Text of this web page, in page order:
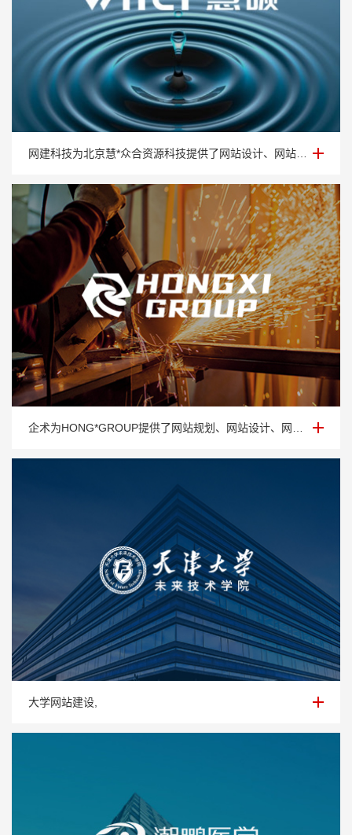
环保低碳网站建设-北京慧*众合资源科技 网建科技为北京慧*众合资源科技提供了网站设计、网站制作、网站建设以及网站维护等一站式服务！
外贸网站建设-HONG*GROUP
大学网站建设-企术签约天津大学未来学院网站项目
大学网站建设,